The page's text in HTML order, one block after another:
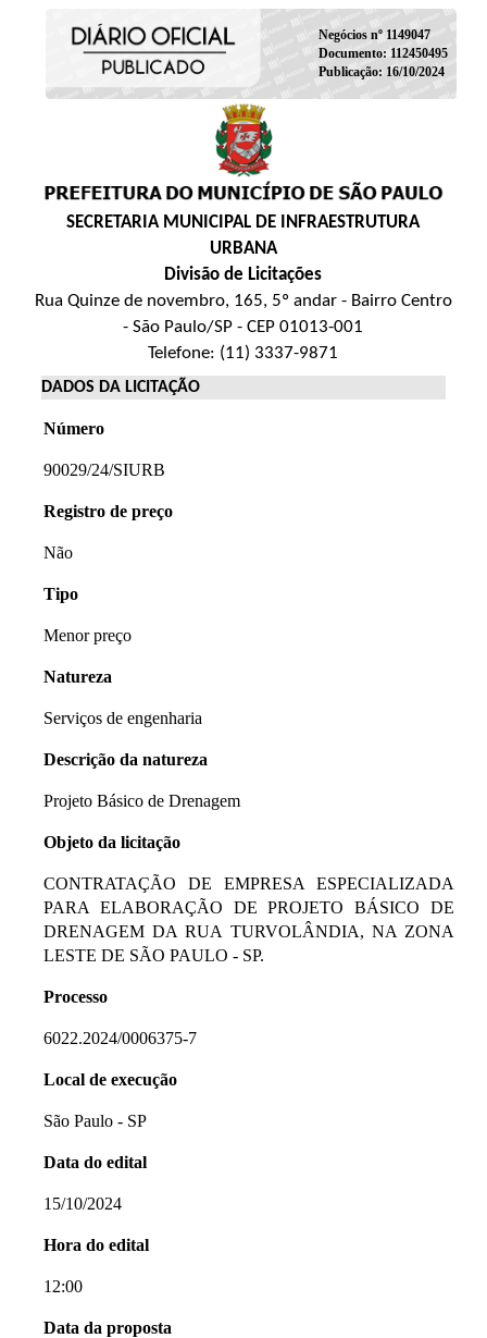
Negócios nº 1149047
Documento: 112450495
Publicação: 16/10/2024
SECRETARIA MUNICIPAL DE INFRAESTRUTURA
URBANA
Divisão de Licitações
Rua Quinze de novembro, 165, 5º andar - Bairro Centro
- São Paulo/SP - CEP 01013-001
Telefone: (11) 3337-9871
DADOS DA LICITAÇÃO
Número
90029/24/SIURB
Registro de preço
Não
Tipo
Menor preço
Natureza
Serviços de engenharia
Descrição da natureza
Projeto Básico de Drenagem
Objeto da licitação
CONTRATAÇÃO DE EMPRESA ESPECIALIZADA
PARA ELABORAÇÃO DE PROJETO BÁSICO DE
DRENAGEM DA RUA TURVOLÂNDIA, NA ZONA
LESTE DE SÃO PAULO - SP.
Processo
6022.2024/0006375-7
Local de execução
São Paulo - SP
Data do edital
15/10/2024
Hora do edital
12:00
Data da proposta